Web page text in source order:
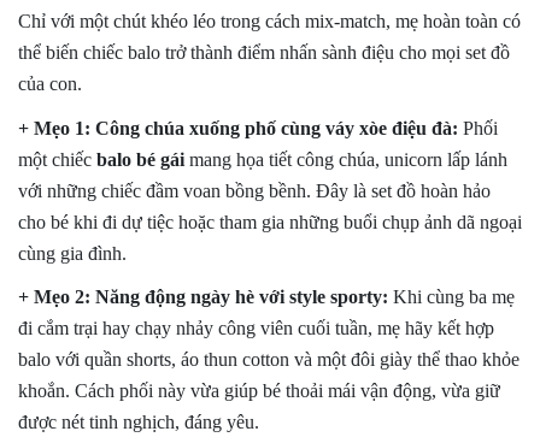
Chỉ với một chút khéo léo trong cách mix-match, mẹ hoàn toàn có
thể biến chiếc balo trở thành điểm nhấn sành điệu cho mọi set đồ
của con.
+ Mẹo 1: Công chúa xuống phố cùng váy xòe điệu đà: Phối
một chiếc balo bé gái mang họa tiết công chúa, unicorn lấp lánh
với những chiếc đầm voan bồng bềnh. Đây là set đồ hoàn hảo
cho bé khi đi dự tiệc hoặc tham gia những buổi chụp ảnh dã ngoại
cùng gia đình.
+ Mẹo 2: Năng động ngày hè với style sporty: Khi cùng ba mẹ
đi cắm trại hay chạy nhảy công viên cuối tuần, mẹ hãy kết hợp
balo với quần shorts, áo thun cotton và một đôi giày thể thao khỏe
khoắn. Cách phối này vừa giúp bé thoải mái vận động, vừa giữ
được nét tinh nghịch, đáng yêu.